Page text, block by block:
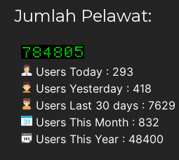
Jumlah Pelawat:
Users Today : 293
Users Yesterday : 418
Users Last 30 days : 7629
Users This Month : 832
Users This Year : 48400